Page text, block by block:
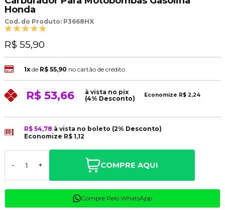
Honda
Cod. do Produto: P3668HX
R$ 55,90
1xde R$ 55,90 no cartão de crédito
R$ 53,66
à vista no pix
(4% Desconto)
Economize R$ 2,24
R$ 54,78 à vista no boleto (2% Desconto)
Economize R$ 1,12
- + COMPRE AQUI
Compre Pelo WhatsApp